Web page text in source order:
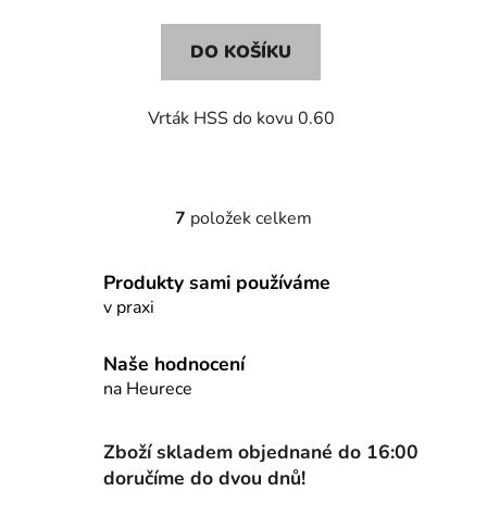
DO KOŠÍKU
Vrták HSS do kovu 0.60
O
l
a
c
r
v
k
7 položek celkem
Produkty sami používáme
v praxi
Naše hodnocení
na Heurece
Zboží skladem objednané do 16:00
doručíme do dvou dnů!